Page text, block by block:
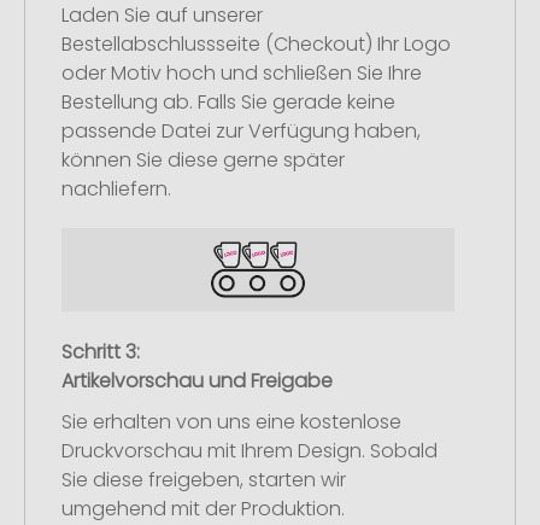
Laden Sie auf unserer
Bestellabschlussseite (Checkout) Ihr Logo
oder Motiv hoch und schließen Sie Ihre
Bestellung ab. Falls Sie gerade keine
passende Datei zur Verfügung haben,
können Sie diese gerne später
nachliefern.
Schritt 3:
Artikelvorschau und Freigabe
Sie erhalten von uns eine kostenlose
Druckvorschau mit Ihrem Design. Sobald
Sie diese freigeben, starten wir
umgehend mit der Produktion.